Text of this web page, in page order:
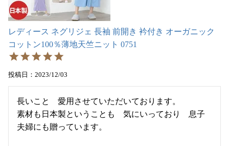
レディース ネグリジェ 長袖 前開き 衿付き オーガニック
コットン100％薄地天竺ニット 0751
投稿日 2023/12/03
長いこと　愛用させていただいております。
素材も日本製ということも　気にいっており　息子
夫婦にも贈っています。